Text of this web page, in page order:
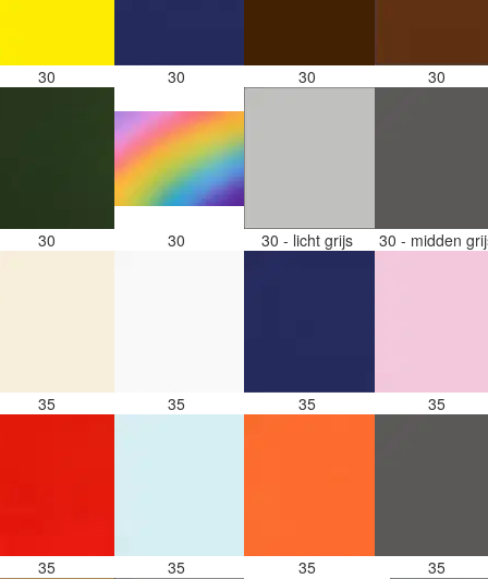
30 30 30 30
30 30 30 - licht grijs 30 - midden
35 35 35 35
35 35 35 35